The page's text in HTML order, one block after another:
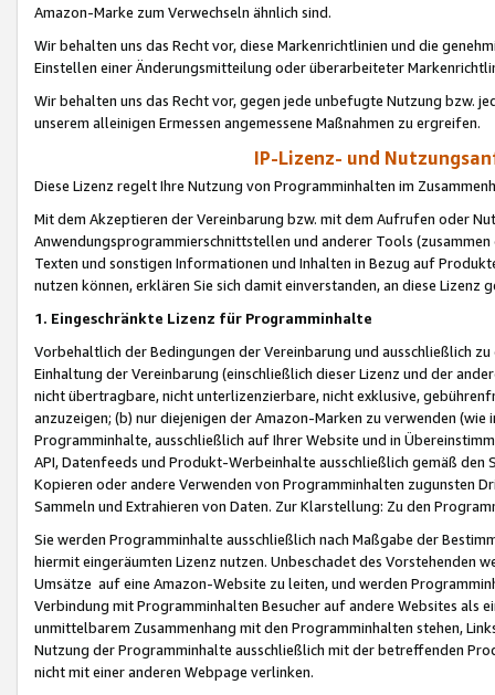
Amazon-Marke zum Verwechseln ähnlich sind.
Wir behalten uns das Recht vor, diese Markenrichtlinien und die
Einstellen einer Änderungsmitteilung oder überarbeiteter
Wir behalten uns das Recht vor, gegen jede unbefugte Nutzung bzw.
unserem alleinigen Ermessen angemessene Maßnahmen zu ergreifen.
IP-Lizenz- und
Diese Lizenz regelt Ihre Nutzung von Programminhalten im
Mit dem Akzeptieren der Vereinbarung bzw. mit dem Aufrufen oder
Anwendungsprogrammierschnittstellen und anderer Tools (zusammen
Texten und sonstigen Informationen und Inhalten in Bezug auf
nutzen können, erklären Sie sich damit einverstanden, an diese Lizenz
1. Eingeschränkte Lizenz für Programminhalte
Vorbehaltlich der Bedingungen der Vereinbarung und ausschließlich
Einhaltung der Vereinbarung (einschließlich dieser Lizenz und der
nicht übertragbare, nicht unterlizenzierbare, nicht exklusive,
anzuzeigen; (b) nur diejenigen der Amazon-Marken zu verwenden
Programminhalte, ausschließlich auf Ihrer Website und in
API, Datenfeeds und Produkt-Werbeinhalte ausschließlich gemäß
Kopieren oder andere Verwenden von Programminhalten zugunsten
Sammeln und Extrahieren von Daten. Zur Klarstellung: Zu den
Sie werden Programminhalte ausschließlich nach Maßgabe der
hiermit eingeräumten Lizenz nutzen. Unbeschadet des Vorstehenden
Umsätze auf eine Amazon-Website zu leiten, und werden
Verbindung mit Programminhalten Besucher auf andere Websites als
unmittelbarem Zusammenhang mit den Programminhalten stehen,
Nutzung der Programminhalte ausschließlich mit der betreffenden
nicht mit einer anderen Webpage verlinken.